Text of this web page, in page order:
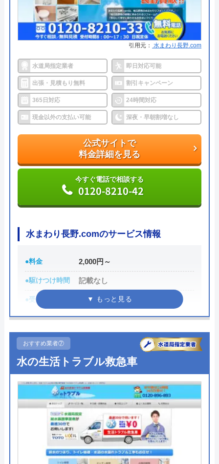
●累計実績 累計50万件
●保証・保険
PL保険加入修繕工事や施工後に、
不備や不具合があり被害を被った
場合の【生産物賠償責任保険】に
加入しています。
詳細は公式HPでご確認ください
水の救急隊がおすすめの理由
水の救急隊は最短15分で駆けつけてくれる水道局指
定給水装置工事事業者です。
年中無休、24時間受付を行なっているため急なトラ
ブルでも安心ですし、見積もり・出張代は無料です
ので気軽に相談できます。
支払い方法も現金だけではなくカードやNP払いなど
と伝えるだけで3,000円OFFになるWEB割引もあり
トイレやキッチン、お風呂や洗面所など水まわりの
つまり・水漏れで困ったときはぜひ相談してみてく
ださい。
料金詳細を見る
今すぐ電話で相談する
0120-50-8000
水の救急隊の基本情報
運営会社 株式会社クリアライフ
引用元： 水まわり長野.com
水道局指定業者 即日対応可能
出張・見積もり無料 割引キャンペーン
365日対応 24時間対応
現金以外の支払い可能 深夜・早朝割増なし
公式サイトで
料金詳細を見る
今すぐ電話で相談する
0120-8210-42
水まわり長野.comのサービス情報
●料金 2,000円～
●駆けつけ時間 記載なし
●受付時間 8:00～17:30
●定休日 日曜、祝日
●累計実績
詳細は公式HPでご確認ください
水まわり長野.comがおすすめの理由
水まわり長野.comは長野県を中心に水まわり修理・
リフォームを行う水道業者です。キッチンやお風
呂、洗面台やトイレ、給湯器や蛇口など水まわりの
トラブルを総合的に対応することができ、見積もり
や訪問も無料です。電話での受付は8:00～17:30まで
おすすめ業者⑦
水の生活トラブル救急車